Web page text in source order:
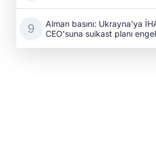
Alman basını: Ukrayna'ya
CEO'suna suikast planı